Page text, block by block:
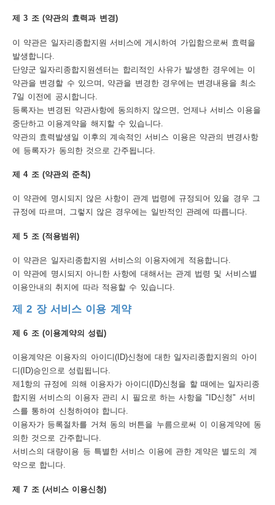
제 3 조 (약관의 효력과 변경)
이 약관은 일자리종합지원 서비스에 게시하여 가입함으로써 효력을
발생합니다.
단양군 일자리종합지원센터는 합리적인 사유가 발생한 경우에는 이
약관을 변경할 수 있으며, 약관을 변경한 경우에는 변경내용을 최소
7일 이전에 공시합니다.
등록자는 변경된 약관사항에 동의하지 않으면, 언제나 서비스 이용을
중단하고 이용계약을 해지할 수 있습니다.
약관의 효력발생일 이후의 계속적인 서비스 이용은 약관의 변경사항
에 등록자가 동의한 것으로 간주됩니다.
제 4 조 (약관외 준칙)
이 약관에 명시되지 않은 사항이 관계 법령에 규정되어 있을 경우 그
규정에 따르며, 그렇지 않은 경우에는 일반적인 관례에 따릅니다.
제 5 조 (적용범위)
이 약관은 일자리종합지원 서비스의 이용자에게 적용합니다.
이 약관에 명시되지 아니한 사항에 대해서는 관계 법령 및 서비스별
이용안내의 취지에 따라 적용할 수 있습니다.
제 2 장 서비스 이용 계약
제 6 조 (이용계약의 성립)
이용계약은 이용자의 아이디(ID)신청에 대한 일자리종합지원의 아이
디(ID)승인으로 성립됩니다.
제1항의 규정에 의해 이용자가 아이디(ID)신청을 할 때에는 일자리종
합지원 서비스의 이용자 관리 시 필요로 하는 사항을 "ID신청" 서비
스를 통하여 신청하여야 합니다.
이용자가 등록절차를 거쳐 동의 버튼을 누름으로써 이 이용계약에 동
의한 것으로 간주합니다.
서비스의 대량이용 등 특별한 서비스 이용에 관한 계약은 별도의 계
약으로 합니다.
제 7 조 (서비스 이용신청)
개
인
정
보
처
리
방
저
작
보
호
정
책
이
메
일
집
수
집
거